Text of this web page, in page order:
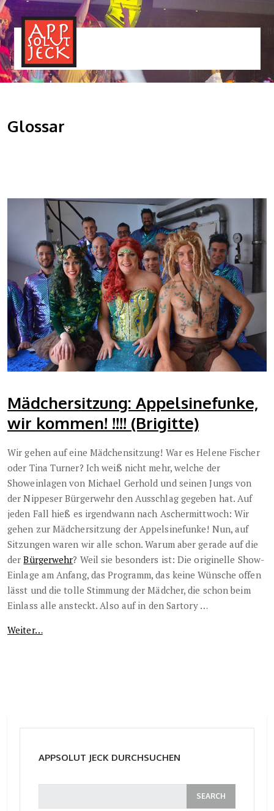
Glossar
Mädchersitzung: Appelsinefunke,
wir kommen! !!!! (Brigitte)
Wir gehen auf eine Mädchensitzung! War es Helene Fischer
oder Tina Turner? Ich weiß nicht mehr, welche der
Showeinlagen von Michael Gerhold und seinen Jungs von
der Nippeser Bürgerwehr den Ausschlag gegeben hat. Auf
jeden Fall hieß es irgendwann nach Aschermittwoch: Wir
gehen zur Mädchersitzung der Appelsinefunke! Nun, auf
Sitzungen waren wir alle schon. Warum aber gerade auf die
derBürgerwehr? Weil sie besonders ist: Die originelle Show-
Einlage am Anfang, das Programm, das keine Wünsche offen
lässt und die tolle Stimmung der Mädcher, die schon beim
Einlass alle ansteckt. Also auf in den Sartory …
Weiter…
APPSOLUT JECK DURCHSUCHEN